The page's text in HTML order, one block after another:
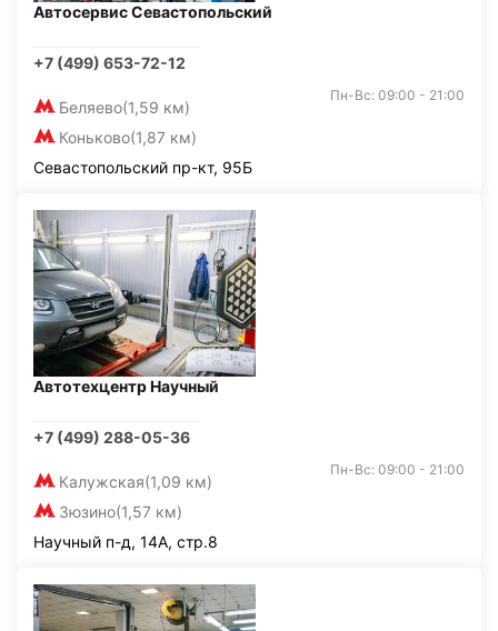
Автосервис Севастопольский
+7 (499) 653-72-12
Беляево(1,59 км)
Коньково(1,87 км)
Пн-Вс: 09:00 - 21:00
Севастопольский пр-кт, 95Б
Автотехцентр Научный
+7 (499) 288-05-36
Калужская(1,09 км)
Зюзино(1,57 км)
Пн-Вс: 09:00 - 21:00
Научный п-д, 14А, стр.8